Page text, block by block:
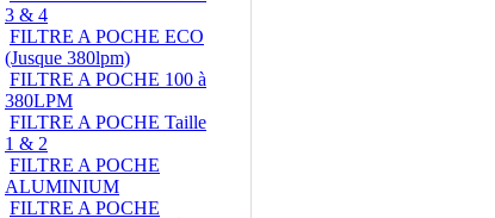
3 & 4
FILTRE A POCHE ECO
(Jusque 380lpm)
FILTRE A POCHE 100 à
380LPM
FILTRE A POCHE Taille
1 & 2
FILTRE A POCHE
ALUMINIUM
FILTRE A POCHE